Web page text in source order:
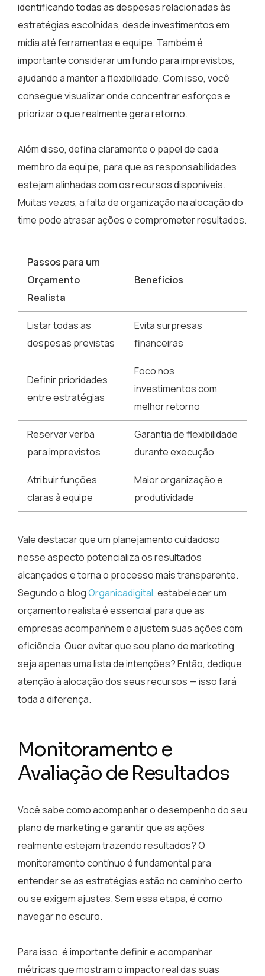
identificando todas as despesas relacionadas às
estratégias escolhidas, desde investimentos em
mídia até ferramentas e equipe. Também é
importante considerar um fundo para imprevistos,
ajudando a manter a flexibilidade. Com isso, você
consegue visualizar onde concentrar esforços e
priorizar o que realmente gera retorno.
Além disso, defina claramente o papel de cada
membro da equipe, para que as responsabilidades
estejam alinhadas com os recursos disponíveis.
Muitas vezes, a falta de organização na alocação do
time pode atrasar ações e comprometer resultados.
Passos para um
Orçamento
Realista
Benefícios
Listar todas as
despesas previstas
Evita surpresas
financeiras
Definir prioridades
entre estratégias
Foco nos
investimentos com
melhor retorno
Reservar verba
para imprevistos
Garantia de flexibilidade
durante execução
Atribuir funções
claras à equipe
Maior organização e
produtividade
Vale destacar que um planejamento cuidadoso
nesse aspecto potencializa os resultados
alcançados e torna o processo mais transparente.
Segundo o blogOrganicadigital, estabelecer um
orçamento realista é essencial para que as
empresas acompanhem e ajustem suas ações com
eficiência. Quer evitar que seu plano de marketing
seja apenas uma lista de intenções? Então, dedique
atenção à alocação dos seus recursos — isso fará
toda a diferença.
Monitoramento e
Avaliação de Resultados
Você sabe como acompanhar o desempenho do seu
plano de marketing e garantir que as ações
realmente estejam trazendo resultados? O
monitoramento contínuo é fundamental para
entender se as estratégias estão no caminho certo
ou se exigem ajustes. Sem essa etapa, é como
navegar no escuro.
Para isso, é importante definir e acompanhar
métricas que mostram o impacto real das suas